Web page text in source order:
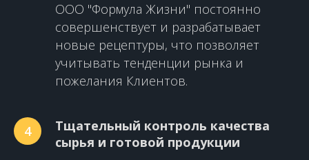
ООО "Формула Жизни" постоянно
совершенствует и разрабатывает
новые рецептуры, что позволяет
учитывать тенденции рынка и
пожелания Клиентов.
4
Тщательный контроль качества
сырья и готовой продукции